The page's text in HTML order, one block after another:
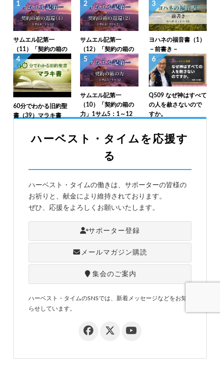
1
サムエル記第一
（11）「契約の箱の
返還（1）」1サム6：
1～12
2
サムエル記第一
（12）「契約の箱の
返還（2）」1サム6：
13～7：1
3
ヨハネの福音書（1）
－前書き－
4
60分でわかる旧約聖
書（39）マラキ書
5
サムエル記第一
（10）「契約の箱の
力」1サム5：1～12
6
Q509 なぜ神はすべて
の人を赦さないので
すか。
ハーベスト・タイムを応援す
る
ハーベスト・タイムの働きは、サポーターの皆様の
お祈りと、献金により維持されております。
ぜひ、応援をよろしくお願いいたします。
サポーター登録
メールマガジン購読
集会のご案内
ハーベスト・タイムのSNSでは、新着メッセージなどをお知
らせしています。